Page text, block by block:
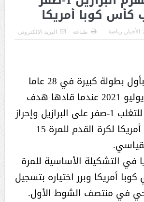
كأس كوبا أمريكا
الأخبار , رياضة طباعة البريد الالكترونى
فازت الأرجنتين بأول بطولة كبيرة في 28 عاما
يوم السبت 10 يوليو 2021 عندما قادها هدف
أنخيل دي ماريا للتغلب 1-صفر على البرازيل وإحراز
لقب كأس كوبا أمريكا لكرة القدم للمرة 15
في التشكيلة الأساسية للمرة
أمريكا وبرر اختياره بتسجيل
في منتصف الشوط الأول.